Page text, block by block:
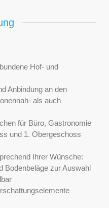
Hof- und
Anbindung an den
als auch
für Büro, Gastronomie
und 1. Obergeschoss
Ihrer Wünsche:
Bodenbeläge zur Auswahl